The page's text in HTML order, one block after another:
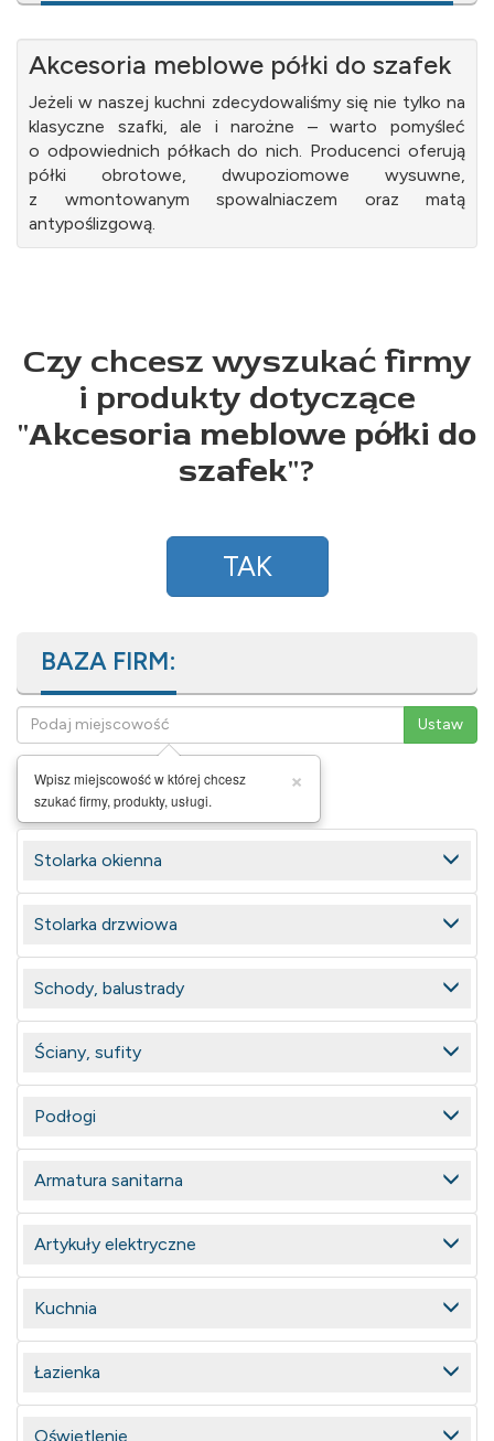
Akcesoria meblowe półki do szafek
Jeżeli w naszej kuchni zdecydowaliśmy się nie tylko na
klasyczne szafki, ale i narożne – warto pomyśleć
o odpowiednich półkach do nich. Producenci oferują
półki obrotowe, dwupoziomowe wysuwne,
z wmontowanym spowalniaczem oraz matą
antypoślizgową.
Czy chcesz wyszukać firmy
i produkty dotyczące
"Akcesoria meblowe półki do
szafek"?
TAK
BAZA FIRM:
×
Wpisz miejscowość w której chcesz
szukać firmy, produkty, usługi.
Stolarka okienna
Stolarka drzwiowa
Schody, balustrady
Ściany, sufity
Podłogi
Armatura sanitarna
Artykuły elektryczne
Kuchnia
Łazienka
Oświetlenie